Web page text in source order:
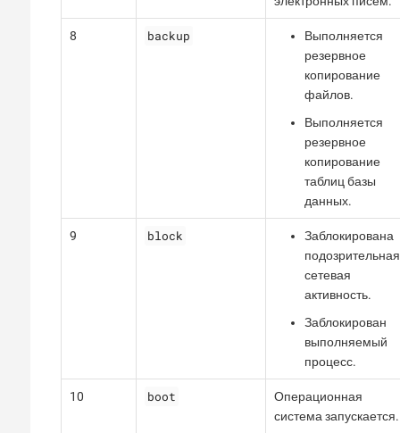
8 backup
Выполняется
резервное
копирование
файлов.
Выполняется
резервное
копирование
таблиц базы
данных.
9 block
Заблокирована
подозрительная
сетевая
активность.
Заблокирован
выполняемый
процесс.
10 boot
Операционная
система запускается.